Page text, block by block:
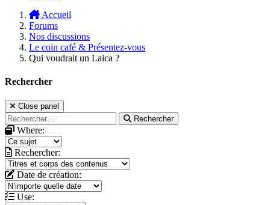
Accueil
Forums
Nos discussions
Le coin café & Présentez-vous
Qui voudrait un Laica ?
Rechercher
Close panel
Rechercher
Where:
Rechercher:
Date de création:
Use: